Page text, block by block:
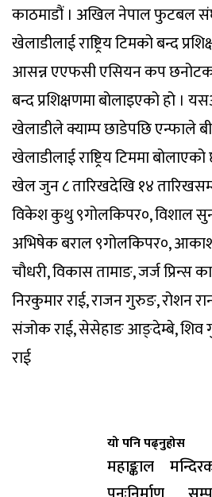
काठमाडौं । अखिल नेपाल फुटबल
खेलाडीलाई राष्ट्रिय टिमको बन्द
आसन्न एएफसी एसियन कप
बन्द प्रशिक्षणमा बोलाइएको हो ।
खेलाडीले क्याम्प छाडेपछि एन्फाले
खेलाडीलाई राष्ट्रिय टिममा
खेल जुन ८ तारिखदेखि १४
विकेश कुथु ९गोलकिपर०, विशाल
अभिषेक बराल ९गोलकिपर०,
चौधरी, विकास तामाङ, जर्ज प्रिन्स
निरकुमार राई, राजन गुरुङ, रोशन
संजोक राई, सेसेहाङ आङ्देम्बे, शिव
राई
यो पनि पढ्नुहोस
महाङ्काल